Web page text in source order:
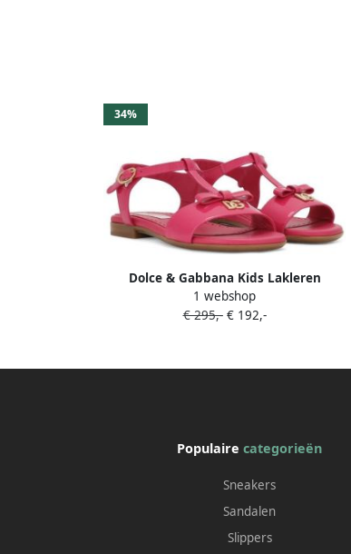
34%
Dolce & Gabbana Kids Lakleren
sandalen met DG-logo Roze
1 webshop
€ 295,-€ 192,-
Populairecategorieën
Sneakers
Sandalen
Slippers